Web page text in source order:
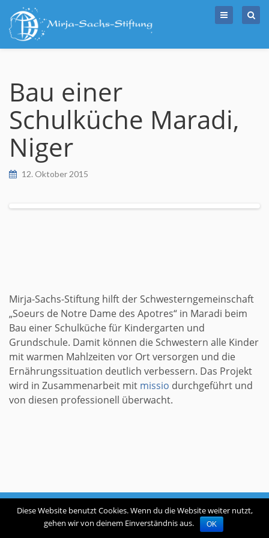
content
Bau einer
Schulküche Maradi,
Niger
12. Oktober 2015
Mirja-Sachs-Stiftung hilft der Schwesterngemeinschaft
„Soeurs de Notre Dame des Apotres“ in Maradi beim
Bau einer Schulküche für Kindergarten und
Grundschule. Damit können die Schwestern alle Kinder
mit warmen Mahlzeiten vor Ort versorgen und die
Ernährungssituation deutlich verbessern. Das Projekt
wird in Zusammenarbeit mit missio durchgeführt und
von diesen professionell überwacht.
© Copyright Mirja-Sachs-Stiftung All Rights Reserved |
Impressum|Disclaimer
Diese Website benutzt Cookies. Wenn du die Website weiter nutzt,
gehen wir von deinem Einverständnis aus.
OK